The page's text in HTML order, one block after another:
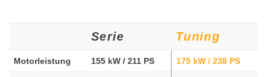
Serie Tuning
Motorleistung 155 kW / 211 PS 175 kW / 238 PS